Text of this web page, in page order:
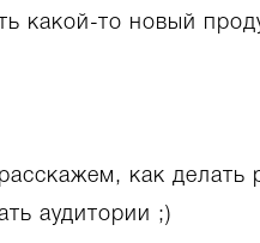
какой-то новый
как делать
аудитории ;)